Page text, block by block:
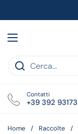
Apri menu
Contatti
+39 392
Home / Raccolte /